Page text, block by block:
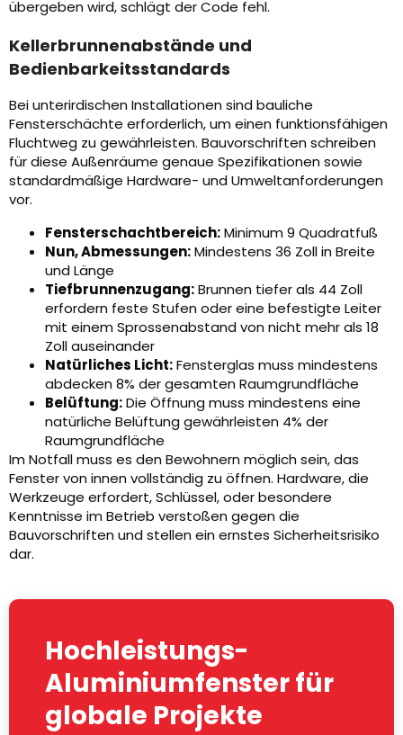
übergeben wird, schlägt der Code fehl.
Kellerbrunnenabstände und
Bedienbarkeitsstandards
Bei unterirdischen Installationen sind bauliche
Fensterschächte erforderlich, um einen funktionsfähigen
Fluchtweg zu gewährleisten. Bauvorschriften schreiben
für diese Außenräume genaue Spezifikationen sowie
standardmäßige Hardware- und Umweltanforderungen
vor.
Fensterschachtbereich:Minimum 9 Quadratfuß
Nun, Abmessungen:Mindestens 36 Zoll in Breite
und Länge
Tiefbrunnenzugang:Brunnen tiefer als 44 Zoll
erfordern feste Stufen oder eine befestigte Leiter
mit einem Sprossenabstand von nicht mehr als 18
Zoll auseinander
Natürliches Licht:Fensterglas muss mindestens
abdecken 8% der gesamten Raumgrundfläche
Belüftung:Die Öffnung muss mindestens eine
natürliche Belüftung gewährleisten 4% der
Raumgrundfläche
Im Notfall muss es den Bewohnern möglich sein, das
Fenster von innen vollständig zu öffnen. Hardware, die
Werkzeuge erfordert, Schlüssel, oder besondere
Kenntnisse im Betrieb verstoßen gegen die
Bauvorschriften und stellen ein ernstes Sicherheitsrisiko
dar.
Hochleistungs-
Aluminiumfenster für
globale Projekte